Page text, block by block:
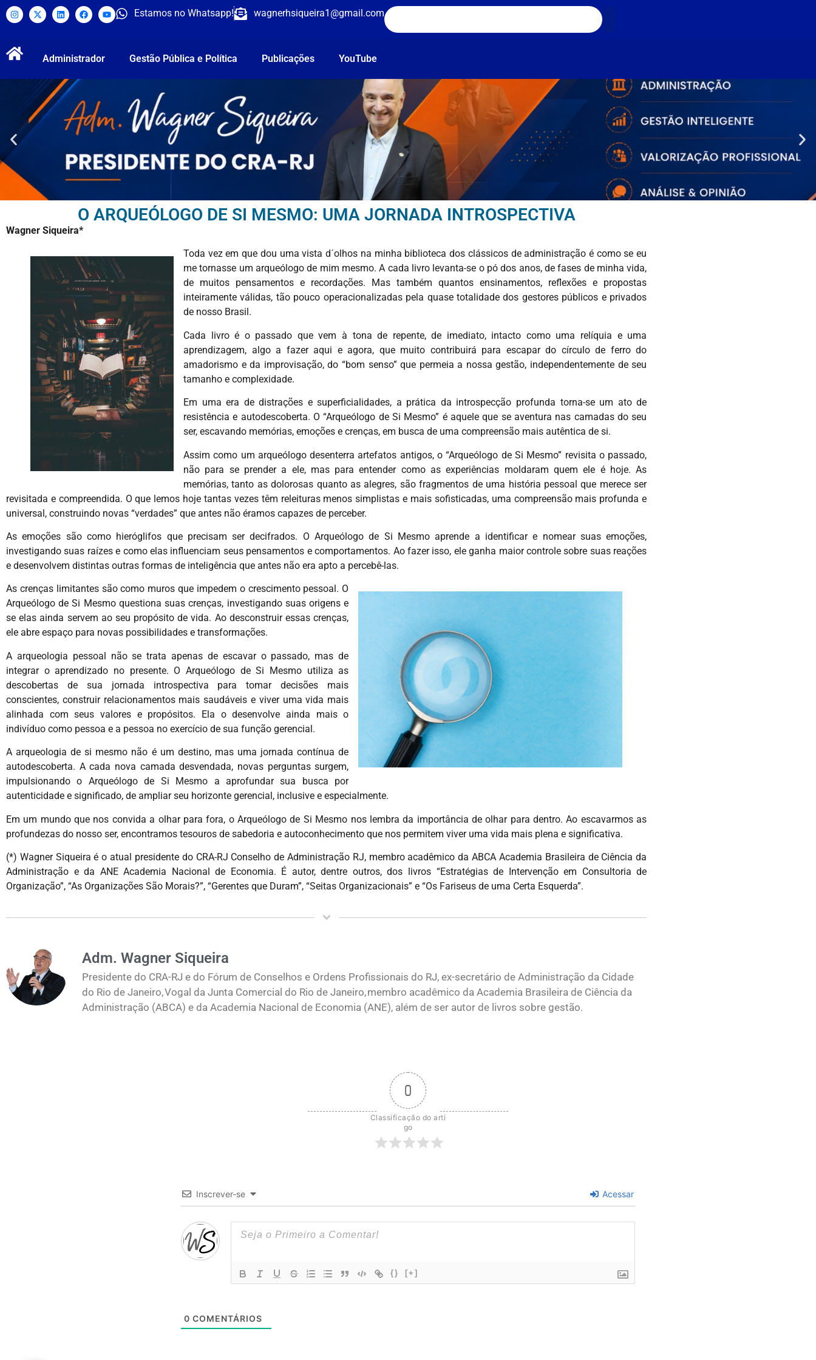
Estamos no Whatsapp! wagnerhsiqueira1@gmail.com
Administrador Gestão Pública e Política Publicações YouTube
O ARQUEÓLOGO DE SI MESMO: UMA JORNADA INTROSPECTIVA
Wagner Siqueira*
Toda vez em que dou uma vista d´olhos na minha biblioteca dos clássicos de administração é como se eu
me tornasse um arqueólogo de mim mesmo. A cada livro levanta-se o pó dos anos, de fases de minha vida,
de muitos pensamentos e recordações. Mas também quantos ensinamentos, reflexões e propostas
inteiramente válidas, tão pouco operacionalizadas pela quase totalidade dos gestores públicos e privados
de nosso Brasil.
Cada livro é o passado que vem à tona de repente, de imediato, intacto como uma relíquia e uma
aprendizagem, algo a fazer aqui e agora, que muito contribuirá para escapar do círculo de ferro do
amadorismo e da improvisação, do “bom senso” que permeia a nossa gestão, independentemente de seu
tamanho e complexidade.
Em uma era de distrações e superficialidades, a prática da introspecção profunda torna-se um ato de
resistência e autodescoberta. O “Arqueólogo de Si Mesmo” é aquele que se aventura nas camadas do seu
ser, escavando memórias, emoções e crenças, em busca de uma compreensão mais autêntica de si.
Assim como um arqueólogo desenterra artefatos antigos, o “Arqueólogo de Si Mesmo” revisita o passado,
não para se prender a ele, mas para entender como as experiências moldaram quem ele é hoje. As
memórias, tanto as dolorosas quanto as alegres, são fragmentos de uma história pessoal que merece ser
revisitada e compreendida. O que lemos hoje tantas vezes têm releituras menos simplistas e mais sofisticadas, uma compreensão mais profunda e
universal, construindo novas “verdades” que antes não éramos capazes de perceber.
As emoções são como hieróglifos que precisam ser decifrados. O Arqueólogo de Si Mesmo aprende a identificar e nomear suas emoções,
investigando suas raízes e como elas influenciam seus pensamentos e comportamentos. Ao fazer isso, ele ganha maior controle sobre suas reações
e desenvolvem distintas outras formas de inteligência que antes não era apto a percebê-las.
As crenças limitantes são como muros que impedem o crescimento pessoal. O
Arqueólogo de Si Mesmo questiona suas crenças, investigando suas origens e
se elas ainda servem ao seu propósito de vida. Ao desconstruir essas crenças,
ele abre espaço para novas possibilidades e transformações.
A arqueologia pessoal não se trata apenas de escavar o passado, mas de
integrar o aprendizado no presente. O Arqueólogo de Si Mesmo utiliza as
descobertas de sua jornada introspectiva para tomar decisões mais
conscientes, construir relacionamentos mais saudáveis e viver uma vida mais
alinhada com seus valores e propósitos. Ela o desenvolve ainda mais o
indivíduo como pessoa e a pessoa no exercício de sua função gerencial.
A arqueologia de si mesmo não é um destino, mas uma jornada contínua de
autodescoberta. A cada nova camada desvendada, novas perguntas surgem,
impulsionando o Arqueólogo de Si Mesmo a aprofundar sua busca por
autenticidade e significado, de ampliar seu horizonte gerencial, inclusive e especialmente.
Em um mundo que nos convida a olhar para fora, o Arqueólogo de Si Mesmo nos lembra da importância de olhar para dentro. Ao escavarmos as
profundezas do nosso ser, encontramos tesouros de sabedoria e autoconhecimento que nos permitem viver uma vida mais plena e significativa.
(*) Wagner Siqueira é o atual presidente do CRA-RJ Conselho de Administração RJ, membro acadêmico da ABCA Academia Brasileira de Ciência da
Administração e da ANE Academia Nacional de Economia. É autor, dentre outros, dos livros “Estratégias de Intervenção em Consultoria de
Organização”, “As Organizações São Morais?”, “Gerentes que Duram”, “Seitas Organizacionais” e “Os Fariseus de uma Certa Esquerda”.
Adm. Wagner Siqueira
Presidente do CRA-RJ e do Fórum de Conselhos e Ordens Profissionais do RJ, ex-secretário de Administração da Cidade
do Rio de Janeiro, Vogal da Junta Comercial do Rio de Janeiro, membro acadêmico da Academia Brasileira de Ciência da
Administração (ABCA) e da Academia Nacional de Economia (ANE), além de ser autor de livros sobre gestão.
0
Classificação do arti
go
Inscrever-se Acessar
{} [+]
0 COMENTÁRIOS